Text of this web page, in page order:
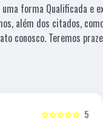
forma Qualificada e
além dos citados,
conosco. Teremos
5
☆☆☆☆☆